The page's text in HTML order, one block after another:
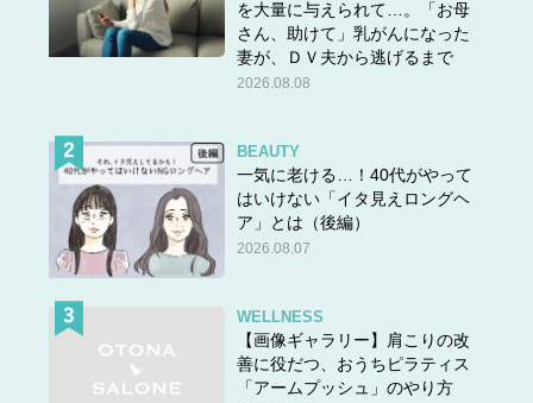
を大量に与えられて…。「お母
さん、助けて」乳がんになった
妻が、ＤＶ夫から逃げるまで
2026.08.08
BEAUTY
一気に老ける…！40代がやって
はいけない「イタ見えロングヘ
ア」とは（後編）
2026.08.07
WELLNESS
【画像ギャラリー】肩こりの改
善に役だつ、おうちピラティス
「アームプッシュ」のやり方